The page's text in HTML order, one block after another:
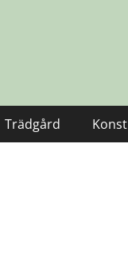
Trädgård Konst